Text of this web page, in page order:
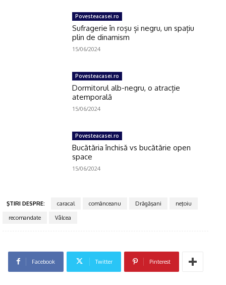
Povesteacasei.ro
Sufragerie în roșu și negru, un spațiu
plin de dinamism
15/06/2024
Povesteacasei.ro
Dormitorul alb-negru, o atracție
atemporală
15/06/2024
Povesteacasei.ro
Bucătăria închisă vs bucătărie open
space
15/06/2024
ŞTIRI DESPRE: caracal comănceanu Drăgăşani
neţoiu
recomandate
Vâlcea
Facebook Twitter Pinterest